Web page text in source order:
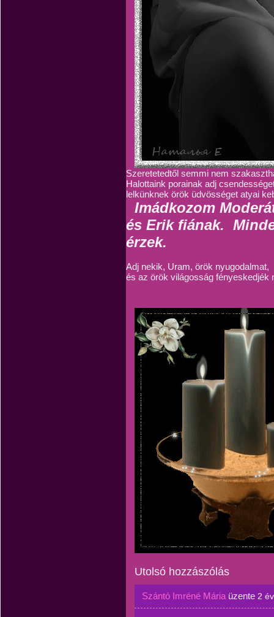
Szeretetedtől semmi nem
Halottaink porainak adj
lelkünk­nek örök üdvösséget atyai
Imádkozom
és Erik fiának.
érzek.
Adj nekik, Uram, örök nyugodalmat,
és az örök világosság fényeskedjék
Utolsó hozzászólás
Szántó Imréné Mária üzente 2